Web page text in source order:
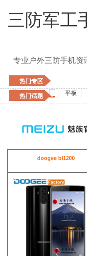
三防军工
专业户外三防手机资
热门专区
手机
平板
热门话题
doogee bl1200